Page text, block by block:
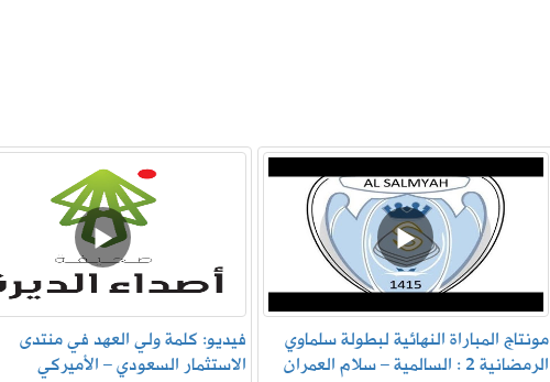
فيديو: كلمة ولي العهد في منتدى
الاستثمار السعودي – الأميركي
مونتاج المباراة النهائية لبطولة سلماوي
الرمضانية 2 : السالمية – سلام العمران